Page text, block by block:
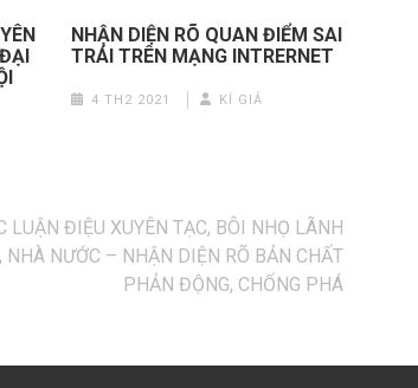
NHẬN DIỆN RÕ QUAN ĐIỂM SAI
TRÁI TRÊN MẠNG INTRERNET
4 TH2 2021 KÍ GIẢ
LUẬN ĐIỆU XUYÊN TẠC, BÔI NHỌ LÃNH
NƯỚC – NHẬN DIỆN RÕ BẢN CHẤT
PHẢN ĐỘNG, CHỐNG PHÁ